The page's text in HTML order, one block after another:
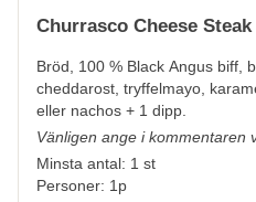
Churrasco Cheese Steak
Bröd, 100 % Black Angus biff,
cheddarost, tryffelmayo,
eller nachos + 1 dipp.
Vänligen ange i kommentaren
Minsta antal: 1 st
Personer: 1p